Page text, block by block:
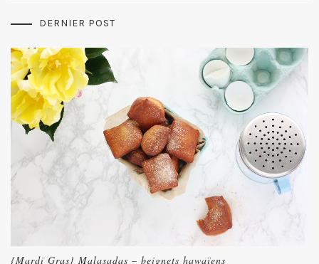
DERNIER POST
{Mardi Gras} Malasadas – beignets hawaïens